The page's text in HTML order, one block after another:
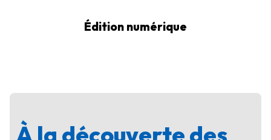
Édition numérique